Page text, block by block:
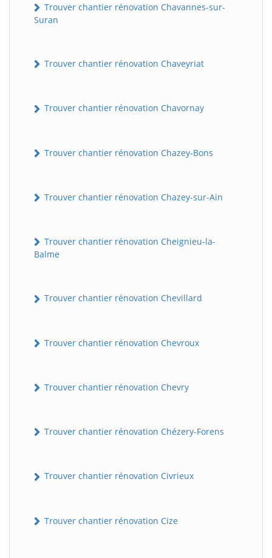
Trouver chantier rénovation Chavannes-sur-
Suran
Trouver chantier rénovation Chaveyriat
Trouver chantier rénovation Chavornay
Trouver chantier rénovation Chazey-Bons
Trouver chantier rénovation Chazey-sur-Ain
Trouver chantier rénovation Cheignieu-la-
Balme
Trouver chantier rénovation Chevillard
Trouver chantier rénovation Chevroux
Trouver chantier rénovation Chevry
Trouver chantier rénovation Chézery-Forens
Trouver chantier rénovation Civrieux
Trouver chantier rénovation Cize